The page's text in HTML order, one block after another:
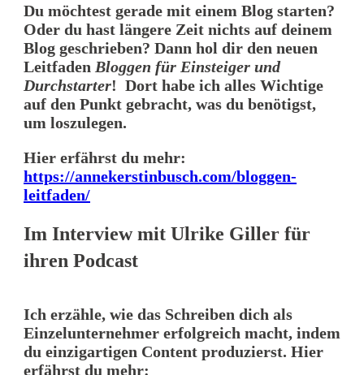
Du möchtest gerade mit einem Blog starten?
Oder du hast längere Zeit nichts auf deinem
Blog geschrieben? Dann hol dir den neuen
Leitfaden Bloggen für Einsteiger und
Durchstarter! Dort habe ich alles Wichtige
auf den Punkt gebracht, was du benötigst,
um loszulegen.
Hier erfährst du mehr:
https://annekerstinbusch.com/bloggen-
leitfaden/
Im Interview mit Ulrike Giller für
ihren Podcast
Ich erzähle, wie das Schreiben dich als
Einzelunternehmer erfolgreich macht, indem
du einzigartigen Content produzierst. Hier
erfährst du mehr: